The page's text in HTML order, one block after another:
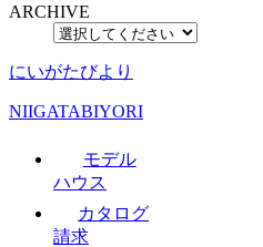
ARCHIVE
にいがたびより
NIIGATABIYORI
モデル
ハウス
カタログ
請求